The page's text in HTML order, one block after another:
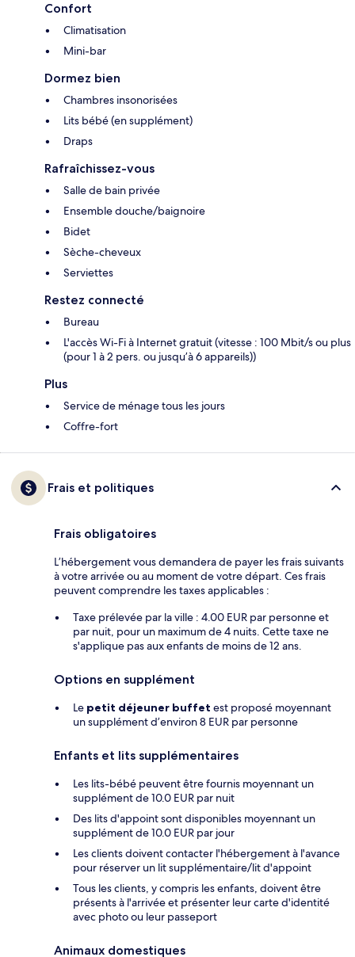
Confort
Climatisation
Mini-bar
Dormez bien
Chambres insonorisées
Lits bébé (en supplément)
Draps
Rafraîchissez-vous
Salle de bain privée
Ensemble douche/baignoire
Bidet
Sèche-cheveux
Serviettes
Restez connecté
Bureau
L'accès Wi-Fi à Internet gratuit (vitesse : 100 Mbit/s ou plus
(pour 1 à 2 pers. ou jusqu’à 6 appareils))
Plus
Service de ménage tous les jours
Coffre-fort
Frais et politiques
Frais obligatoires
L’hébergement vous demandera de payer les frais suivants
à votre arrivée ou au moment de votre départ. Ces frais
peuvent comprendre les taxes applicables :
Taxe prélevée par la ville : 4.00 EUR par personne et
par nuit, pour un maximum de 4 nuits. Cette taxe ne
s'applique pas aux enfants de moins de 12 ans.
Options en supplément
Le petit déjeuner buffet est proposé moyennant
un supplément d’environ 8 EUR par personne
Enfants et lits supplémentaires
Les lits-bébé peuvent être fournis moyennant un
supplément de 10.0 EUR par nuit
Des lits d'appoint sont disponibles moyennant un
supplément de 10.0 EUR par jour
Les clients doivent contacter l'hébergement à l'avance
pour réserver un lit supplémentaire/lit d'appoint
Tous les clients, y compris les enfants, doivent être
présents à l'arrivée et présenter leur carte d'identité
avec photo ou leur passeport
Animaux domestiques